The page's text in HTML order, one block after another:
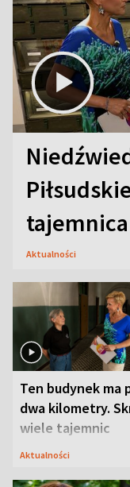
Aktualności
Ten budynek ma
dwa kilometry.
wiele tajemnic
Aktualności